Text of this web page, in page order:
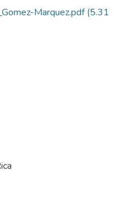
Marquez.pdf(5.31